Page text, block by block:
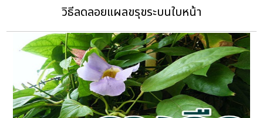
วิธีลดลอยแผลขรุขระบนใบหน้า